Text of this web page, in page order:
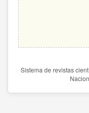
Sistema de revistas